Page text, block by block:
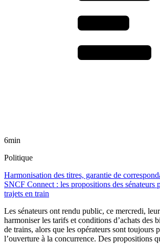
6min
Politique
Harmonisation des titres, garantie de
SNCF Connect : les propositions des sénateurs
trajets en train
Les sénateurs ont rendu public, ce mercredi,
harmoniser les tarifs et conditions d’achats des
de trains, alors que les opérateurs sont toujours
l’ouverture à la concurrence. Des propositions